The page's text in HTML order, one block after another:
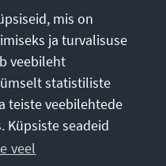
mis on
ja turvalisuse
veebileht
statistiliste
teiste veebilehtede
Küpsiste seadeid
veel